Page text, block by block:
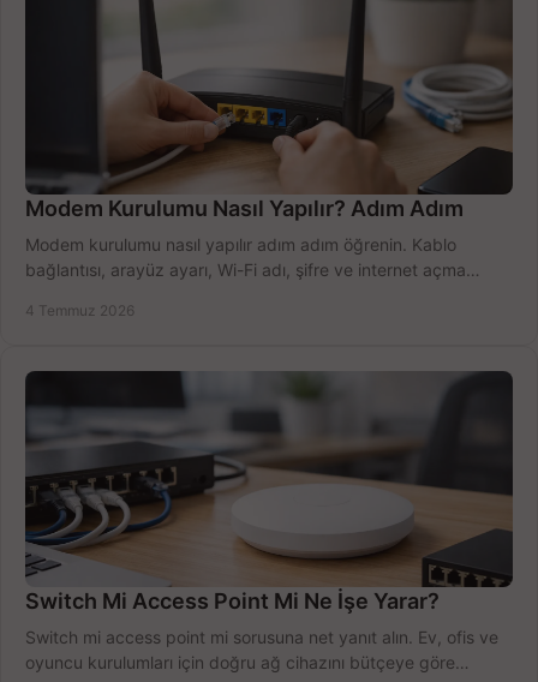
Modem Kurulumu Nasıl Yapılır? Adım Adım
Modem kurulumu nasıl yapılır adım adım öğrenin. Kablo
bağlantısı, arayüz ayarı, Wi-Fi adı, şifre ve internet açma
4 Temmuz 2026
Switch Mi Access Point Mi Ne İşe Yarar?
Switch mi access point mi sorusuna net yanıt alın. Ev, ofis ve
oyuncu kurulumları için doğru ağ cihazını bütçeye göre